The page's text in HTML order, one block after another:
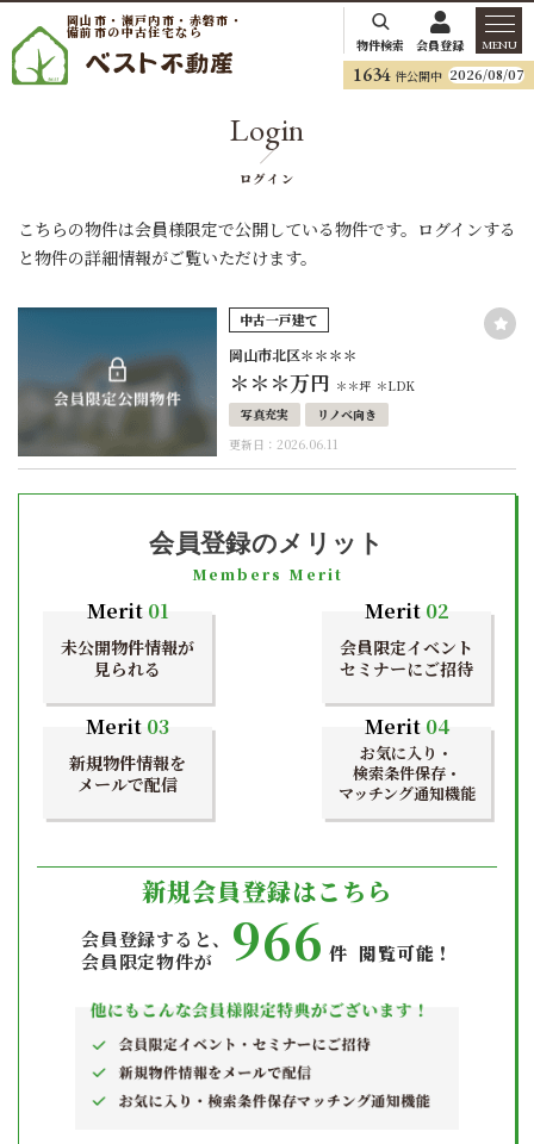
岡山市・瀬戸内市・赤磐市・
備前市の中古住宅なら
物件検索 会員登録 MENU
1634 件公開中 2026/08/07
Login
ログイン
こちらの物件は会員様限定で公開している物件です。ログインする
と物件の詳細情報がご覧いただけます。
中古一戸建て
岡山市北区＊＊＊＊
＊＊＊万円 ＊＊坪 ＊LDK
写真充実
リノベ向き
更新日：2026.06.11
会員登録のメリット
Members Merit
Merit01
未公開物件情報が
見られる
Merit02
会員限定イベント
セミナーにご招待
Merit 03
新規物件情報を
メールで配信
Merit04
お気に入り・
検索条件保存・
マッチング通知機能
新規会員登録はこちら
会員登録すると、
会員限定物件が
966 件 閲覧可能！